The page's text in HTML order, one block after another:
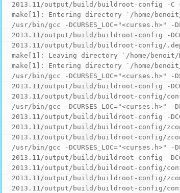
2013.11/output/build/buildroot-config -
make[1]: Entering directory `/home/
/usr/bin/gcc -DCURSES_LOC="<curses.h>"
2013.11/output/build/buildroot-config -
2013.11/output/build/buildroot-config/
make[1]: Leaving directory `/home/
make[1]: Entering directory `/home/
/usr/bin/gcc -DCURSES_LOC="<curses.h>"
2013.11/output/build/buildroot-config -
2013.11/output/build/buildroot-config/
/usr/bin/gcc -DCURSES_LOC="<curses.h>"
2013.11/output/build/buildroot-config -
2013.11/output/build/buildroot-config/
2013.11/output/build/buildroot-config/
/usr/bin/gcc -DCURSES_LOC="<curses.h>"
2013.11/output/build/buildroot-config -
2013.11/output/build/buildroot-config/
2013.11/output/build/buildroot-config/
2013.11/output/build/buildroot-config/